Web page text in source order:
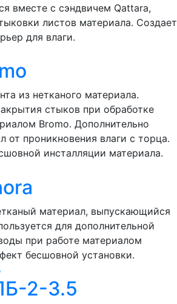
вместе с сэндвичем Qattara,
листов материала. Создает
для влаги.
из нетканого материала.
стыков при обработке
Bromo. Дополнительно
проникновения влаги с торца.
инсталляции материала.
материал, выпускающийся
для дополнительной
при работе материалом
бесшовной установки.
2-3.5